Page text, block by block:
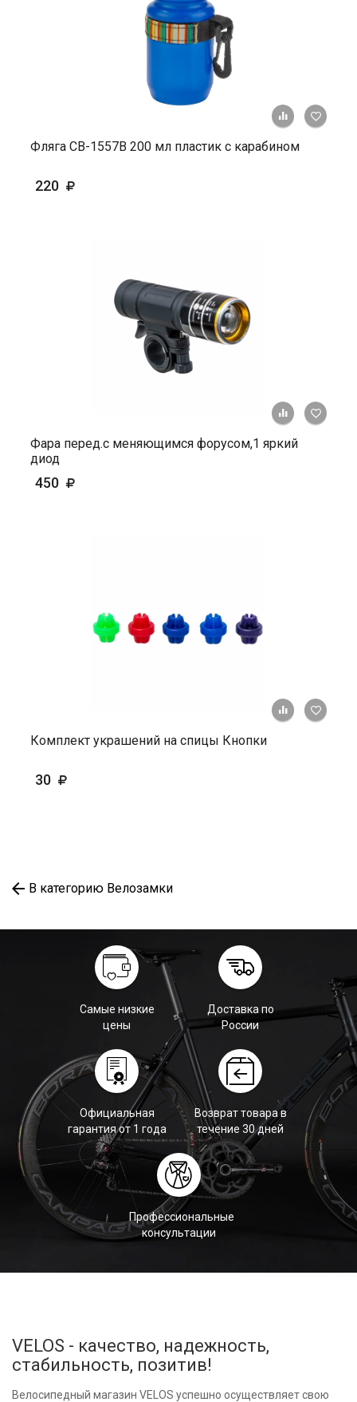
+ К
Фляга СВ-1557В 200 мл пластик с карабином
220
+ К
Фара перед.с меняющимся форусом,1 яркий
диод
450
+ К
Комплект украшений на спицы Кнопки
30
В категорию Велозамки
Самые низкие
цены
Доставка по
России
Официальная
гарантия от 1 года
Возврат товара в
течение 30 дней
Профессиональные
консультации
VELOS - качество, надежность,
стабильность, позитив!
Велосипедный магазин VELOS успешно осуществляет свою